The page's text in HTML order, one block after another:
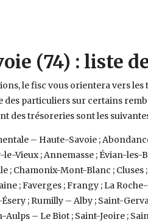
(74) : liste
le fisc vous orientera vers
particuliers sur certains
des trésoreries sont les
– Haute-Savoie ;
Vieux ; Annemasse ; Évian-les-
; Chamonix-Mont-Blanc ; Cluses ;
; Faverges ; Frangy ; La
; Rumilly – Alby ; Saint-
Aulps – Le Biot ; Saint-Jeoire ;